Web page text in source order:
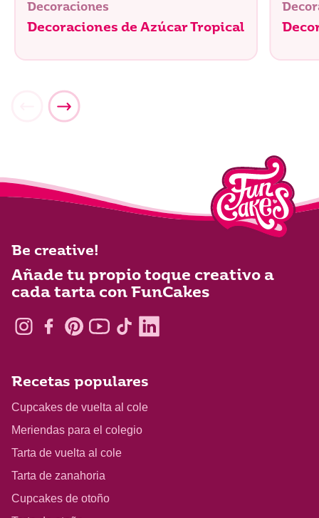
Decoraciones
Decoraciones de Azúcar Tropical
Be creative!
Añade tu propio toque creativo a
cada tarta con FunCakes
Recetas populares
Cupcakes de vuelta al cole
Meriendas para el colegio
Tarta de vuelta al cole
Tarta de zanahoria
Cupcakes de otoño